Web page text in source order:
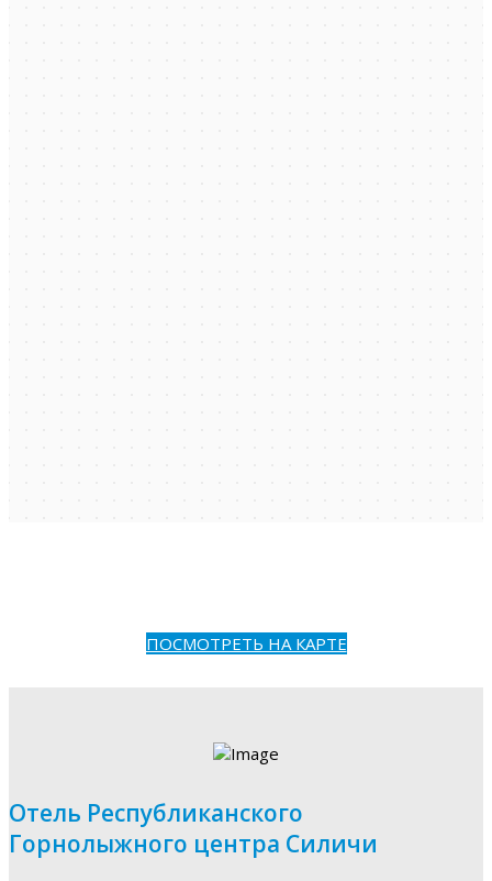
ПОСМОТРЕТЬ НА КАРТЕ
Отель Республиканского
Горнолыжного центра Силичи